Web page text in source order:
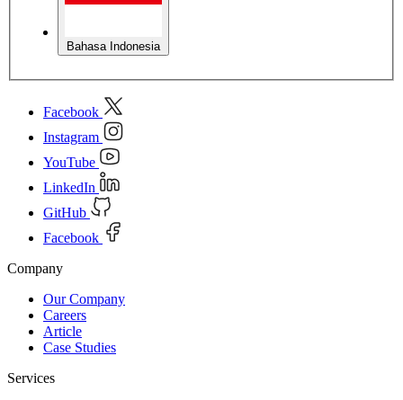
Bahasa Indonesia
Facebook
Instagram
YouTube
LinkedIn
GitHub
Facebook
Company
Our Company
Careers
Article
Case Studies
Services